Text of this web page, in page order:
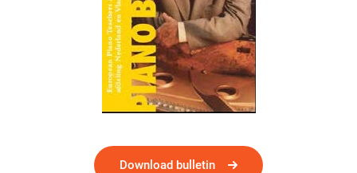
Download bulletin